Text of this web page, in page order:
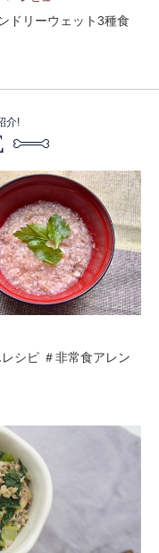
ドリーウェット3種食
介!
シピ ＃非常食アレン